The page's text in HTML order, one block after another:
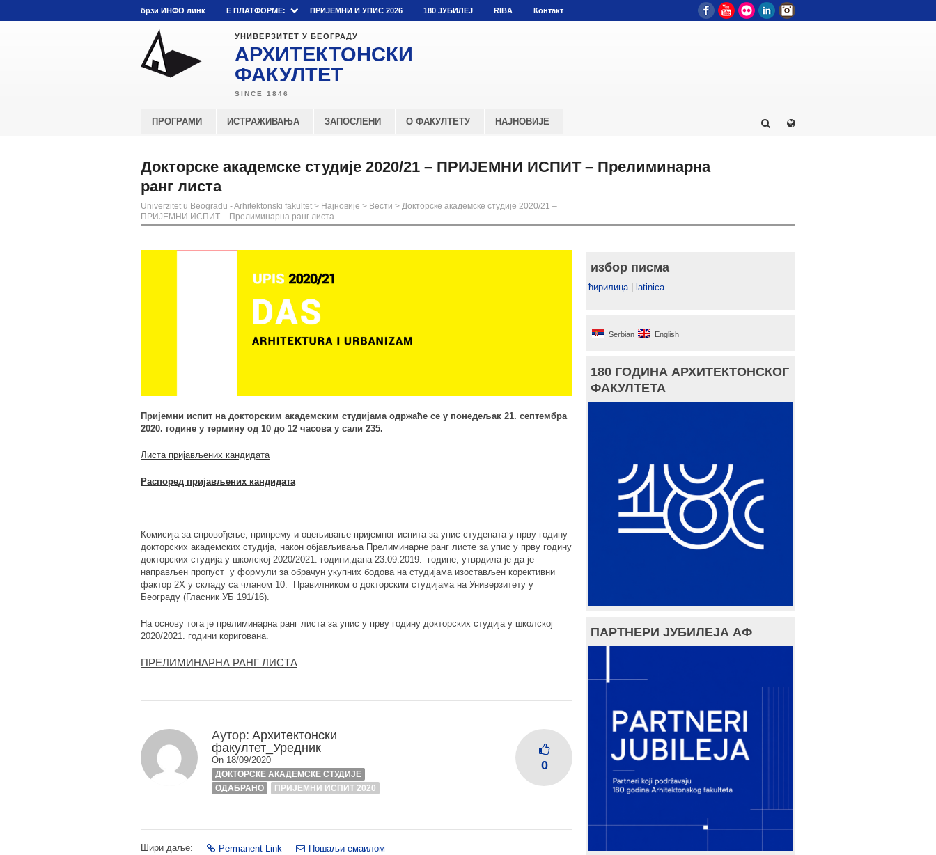
брзи ИНФО линк E ПЛАТФОРМЕ: ПРИЈЕМНИ И УПИС 2026 180 ЈУБИЛЕЈ RIBA Контакт FacebookYouTube
Flickr LinkedIn
УНИВЕРЗИТЕТ У БЕОГРАДУ
АРХИТЕКТОНСКИ
ФАКУЛТЕТ
ПРОГРАМИ ИСТРАЖИВАЊА ЗАПОСЛЕНИ О ФАКУЛТЕТУ НАЈНОВИЈЕ
Докторске академске студије 2020/21 – ПРИЈЕМНИ ИСПИТ – Прелиминарна
ранг листа
Univerzitet u Beogradu - Arhitektonski fakultet > Најновије > Вести > Докторске академске студије 2020/21 –
ПРИЈЕМНИ ИСПИТ – Прелиминарна ранг листа
Пријемни испит на докторским академским студијама одржаће се у понедељак 21. септембра
2020. године у термину од 10 до 12 часова у сали 235.
Листа пријављених кандидата
Распоред пријављених кандидата
Комисија за спровођење, припрему и оцењивање пријемног испита за упис студената у прву годину
докторских академских студија, након објављивања Прелиминарне ранг листе за упис у прву годину
докторских студија у школској 2020/2021. години,дана 23.09.2019. године, утврдила је да је
направљен пропуст у формули за обрачун укупних бодова на студијама изостављен корективни
фактор 2Х у складу са чланом 10. Правилником о докторским студијама на Универзитету у
Београду (Гласник УБ 191/16).
На основу тога је прелиминарна ранг листа за упис у прву годину докторских студија у школској
2020/2021. години коригована.
ПРЕЛИМИНАРНА РАНГ ЛИСТА
Аутор: Архитектонски
факултет_Уредник
On 18/09/2020
ДОКТОРСКЕ АКАДЕМСКЕ СТУДИЈЕ
ОДАБРАНО
ПРИЈЕМНИ ИСПИТ 2020
0
Шири даље: Permanent Link Пошаљи емаилом
избор писма
ћирилица| latinica
Serbian English
180 ГОДИНА АРХИТЕКТОНСКОГ
ФАКУЛТЕТА
ПАРТНЕРИ ЈУБИЛЕЈА АФ